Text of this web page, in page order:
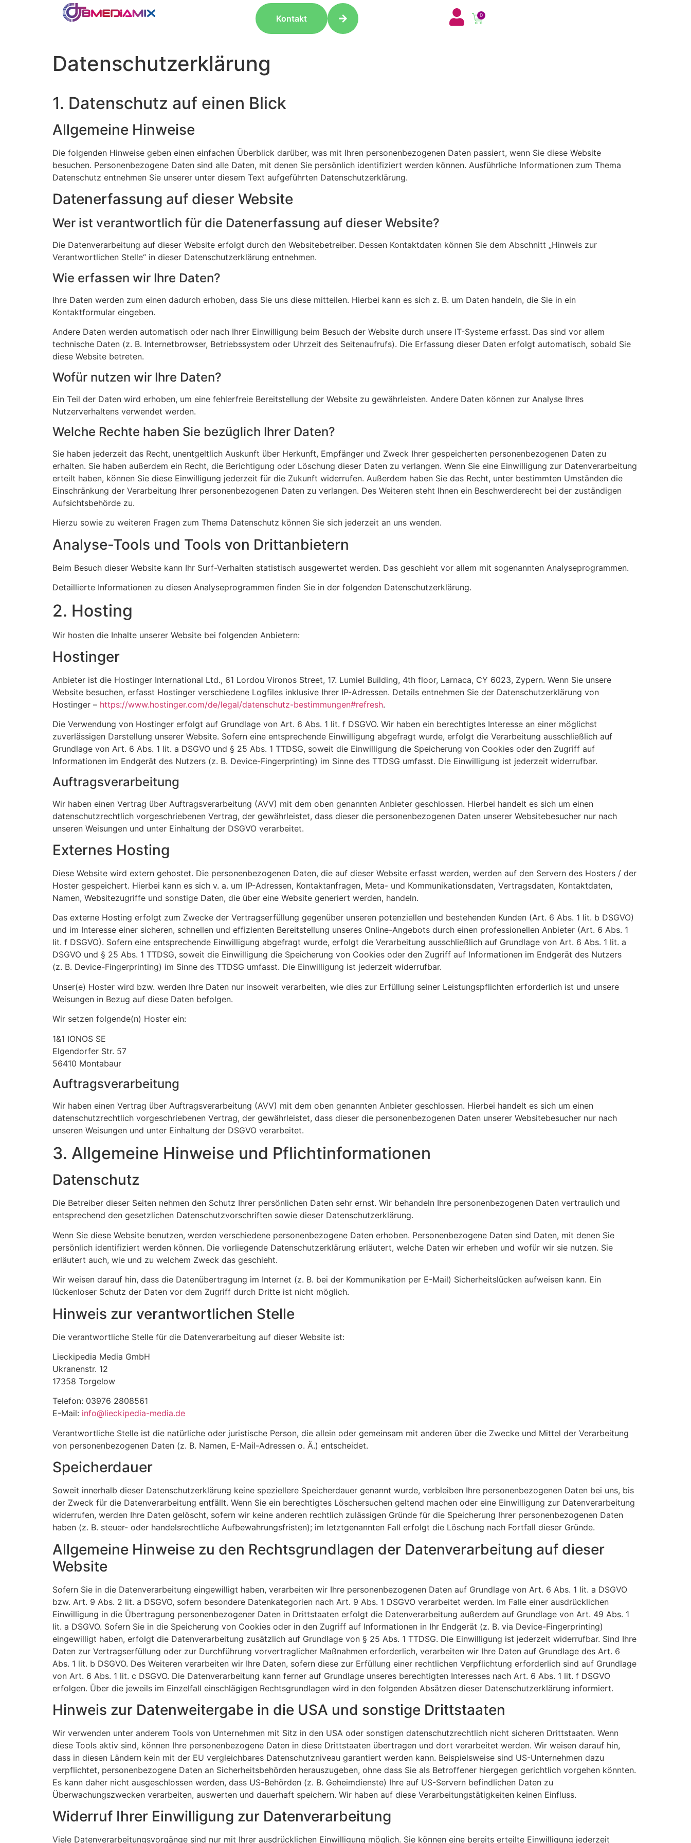
Kontakt 0
Datenschutzerklärung
1. Datenschutz auf einen Blick
Allgemeine Hinweise
Die folgenden Hinweise geben einen einfachen Überblick darüber, was mit Ihren personenbezogenen Daten passiert, wenn Sie diese Website
besuchen. Personenbezogene Daten sind alle Daten, mit denen Sie persönlich identifiziert werden können. Ausführliche Informationen zum Thema
Datenschutz entnehmen Sie unserer unter diesem Text aufgeführten Datenschutzerklärung.
Datenerfassung auf dieser Website
Wer ist verantwortlich für die Datenerfassung auf dieser Website?
Die Datenverarbeitung auf dieser Website erfolgt durch den Websitebetreiber. Dessen Kontaktdaten können Sie dem Abschnitt „Hinweis zur
Verantwortlichen Stelle“ in dieser Datenschutzerklärung entnehmen.
Wie erfassen wir Ihre Daten?
Ihre Daten werden zum einen dadurch erhoben, dass Sie uns diese mitteilen. Hierbei kann es sich z. B. um Daten handeln, die Sie in ein
Kontaktformular eingeben.
Andere Daten werden automatisch oder nach Ihrer Einwilligung beim Besuch der Website durch unsere IT-Systeme erfasst. Das sind vor allem
technische Daten (z. B. Internetbrowser, Betriebssystem oder Uhrzeit des Seitenaufrufs). Die Erfassung dieser Daten erfolgt automatisch, sobald Sie
diese Website betreten.
Wofür nutzen wir Ihre Daten?
Ein Teil der Daten wird erhoben, um eine fehlerfreie Bereitstellung der Website zu gewährleisten. Andere Daten können zur Analyse Ihres
Nutzerverhaltens verwendet werden.
Welche Rechte haben Sie bezüglich Ihrer Daten?
Sie haben jederzeit das Recht, unentgeltlich Auskunft über Herkunft, Empfänger und Zweck Ihrer gespeicherten personenbezogenen Daten zu
erhalten. Sie haben außerdem ein Recht, die Berichtigung oder Löschung dieser Daten zu verlangen. Wenn Sie eine Einwilligung zur Datenverarbeitung
erteilt haben, können Sie diese Einwilligung jederzeit für die Zukunft widerrufen. Außerdem haben Sie das Recht, unter bestimmten Umständen die
Einschränkung der Verarbeitung Ihrer personenbezogenen Daten zu verlangen. Des Weiteren steht Ihnen ein Beschwerderecht bei der zuständigen
Aufsichtsbehörde zu.
Hierzu sowie zu weiteren Fragen zum Thema Datenschutz können Sie sich jederzeit an uns wenden.
Analyse-Tools und Tools von Dritt­anbietern
Beim Besuch dieser Website kann Ihr Surf-Verhalten statistisch ausgewertet werden. Das geschieht vor allem mit sogenannten Analyseprogrammen.
Detaillierte Informationen zu diesen Analyseprogrammen finden Sie in der folgenden Datenschutzerklärung.
2. Hosting
Wir hosten die Inhalte unserer Website bei folgenden Anbietern:
Hostinger
Anbieter ist die Hostinger International Ltd., 61 Lordou Vironos Street, 17. Lumiel Building, 4th floor, Larnaca, CY 6023, Zypern. Wenn Sie unsere
Website besuchen, erfasst Hostinger verschiedene Logfiles inklusive Ihrer IP-Adressen. Details entnehmen Sie der Datenschutzerklärung von
Hostinger – https://www.hostinger.com/de/legal/datenschutz-bestimmungen#refresh.
Die Verwendung von Hostinger erfolgt auf Grundlage von Art. 6 Abs. 1 lit. f DSGVO. Wir haben ein berechtigtes Interesse an einer möglichst
zuverlässigen Darstellung unserer Website. Sofern eine entsprechende Einwilligung abgefragt wurde, erfolgt die Verarbeitung ausschließlich auf
Grundlage von Art. 6 Abs. 1 lit. a DSGVO und § 25 Abs. 1 TTDSG, soweit die Einwilligung die Speicherung von Cookies oder den Zugriff auf
Informationen im Endgerät des Nutzers (z. B. Device-Fingerprinting) im Sinne des TTDSG umfasst. Die Einwilligung ist jederzeit widerrufbar.
Auftragsverarbeitung
Wir haben einen Vertrag über Auftragsverarbeitung (AVV) mit dem oben genannten Anbieter geschlossen. Hierbei handelt es sich um einen
datenschutzrechtlich vorgeschriebenen Vertrag, der gewährleistet, dass dieser die personenbezogenen Daten unserer Websitebesucher nur nach
unseren Weisungen und unter Einhaltung der DSGVO verarbeitet.
Externes Hosting
Diese Website wird extern gehostet. Die personenbezogenen Daten, die auf dieser Website erfasst werden, werden auf den Servern des Hosters / der
Hoster gespeichert. Hierbei kann es sich v. a. um IP-Adressen, Kontaktanfragen, Meta- und Kommunikationsdaten, Vertragsdaten, Kontaktdaten,
Namen, Websitezugriffe und sonstige Daten, die über eine Website generiert werden, handeln.
Das externe Hosting erfolgt zum Zwecke der Vertragserfüllung gegenüber unseren potenziellen und bestehenden Kunden (Art. 6 Abs. 1 lit. b DSGVO)
und im Interesse einer sicheren, schnellen und effizienten Bereitstellung unseres Online-Angebots durch einen professionellen Anbieter (Art. 6 Abs. 1
lit. f DSGVO). Sofern eine entsprechende Einwilligung abgefragt wurde, erfolgt die Verarbeitung ausschließlich auf Grundlage von Art. 6 Abs. 1 lit. a
DSGVO und § 25 Abs. 1 TTDSG, soweit die Einwilligung die Speicherung von Cookies oder den Zugriff auf Informationen im Endgerät des Nutzers
(z. B. Device-Fingerprinting) im Sinne des TTDSG umfasst. Die Einwilligung ist jederzeit widerrufbar.
Unser(e) Hoster wird bzw. werden Ihre Daten nur insoweit verarbeiten, wie dies zur Erfüllung seiner Leistungspflichten erforderlich ist und unsere
Weisungen in Bezug auf diese Daten befolgen.
Wir setzen folgende(n) Hoster ein:
1&1 IONOS SE
Elgendorfer Str. 57
56410 Montabaur
Auftragsverarbeitung
Wir haben einen Vertrag über Auftragsverarbeitung (AVV) mit dem oben genannten Anbieter geschlossen. Hierbei handelt es sich um einen
datenschutzrechtlich vorgeschriebenen Vertrag, der gewährleistet, dass dieser die personenbezogenen Daten unserer Websitebesucher nur nach
unseren Weisungen und unter Einhaltung der DSGVO verarbeitet.
3. Allgemeine Hinweise und Pflicht­informationen
Datenschutz
Die Betreiber dieser Seiten nehmen den Schutz Ihrer persönlichen Daten sehr ernst. Wir behandeln Ihre personenbezogenen Daten vertraulich und
entsprechend den gesetzlichen Datenschutzvorschriften sowie dieser Datenschutzerklärung.
Wenn Sie diese Website benutzen, werden verschiedene personenbezogene Daten erhoben. Personenbezogene Daten sind Daten, mit denen Sie
persönlich identifiziert werden können. Die vorliegende Datenschutzerklärung erläutert, welche Daten wir erheben und wofür wir sie nutzen. Sie
erläutert auch, wie und zu welchem Zweck das geschieht.
Wir weisen darauf hin, dass die Datenübertragung im Internet (z. B. bei der Kommunikation per E-Mail) Sicherheitslücken aufweisen kann. Ein
lückenloser Schutz der Daten vor dem Zugriff durch Dritte ist nicht möglich.
Hinweis zur verantwortlichen Stelle
Die verantwortliche Stelle für die Datenverarbeitung auf dieser Website ist:
Lieckipedia Media GmbH
Ukranenstr. 12
17358 Torgelow
Telefon: 03976 2808561
E-Mail: info@lieckipedia-media.de
Verantwortliche Stelle ist die natürliche oder juristische Person, die allein oder gemeinsam mit anderen über die Zwecke und Mittel der Verarbeitung
von personenbezogenen Daten (z. B. Namen, E-Mail-Adressen o. Ä.) entscheidet.
Speicherdauer
Soweit innerhalb dieser Datenschutzerklärung keine speziellere Speicherdauer genannt wurde, verbleiben Ihre personenbezogenen Daten bei uns, bis
der Zweck für die Datenverarbeitung entfällt. Wenn Sie ein berechtigtes Löschersuchen geltend machen oder eine Einwilligung zur Datenverarbeitung
widerrufen, werden Ihre Daten gelöscht, sofern wir keine anderen rechtlich zulässigen Gründe für die Speicherung Ihrer personenbezogenen Daten
haben (z. B. steuer- oder handelsrechtliche Aufbewahrungsfristen); im letztgenannten Fall erfolgt die Löschung nach Fortfall dieser Gründe.
Allgemeine Hinweise zu den Rechtsgrundlagen der Datenverarbeitung auf dieser
Website
Sofern Sie in die Datenverarbeitung eingewilligt haben, verarbeiten wir Ihre personenbezogenen Daten auf Grundlage von Art. 6 Abs. 1 lit. a DSGVO
bzw. Art. 9 Abs. 2 lit. a DSGVO, sofern besondere Datenkategorien nach Art. 9 Abs. 1 DSGVO verarbeitet werden. Im Falle einer ausdrücklichen
Einwilligung in die Übertragung personenbezogener Daten in Drittstaaten erfolgt die Datenverarbeitung außerdem auf Grundlage von Art. 49 Abs. 1
lit. a DSGVO. Sofern Sie in die Speicherung von Cookies oder in den Zugriff auf Informationen in Ihr Endgerät (z. B. via Device-Fingerprinting)
eingewilligt haben, erfolgt die Datenverarbeitung zusätzlich auf Grundlage von § 25 Abs. 1 TTDSG. Die Einwilligung ist jederzeit widerrufbar. Sind Ihre
Daten zur Vertragserfüllung oder zur Durchführung vorvertraglicher Maßnahmen erforderlich, verarbeiten wir Ihre Daten auf Grundlage des Art. 6
Abs. 1 lit. b DSGVO. Des Weiteren verarbeiten wir Ihre Daten, sofern diese zur Erfüllung einer rechtlichen Verpflichtung erforderlich sind auf Grundlage
von Art. 6 Abs. 1 lit. c DSGVO. Die Datenverarbeitung kann ferner auf Grundlage unseres berechtigten Interesses nach Art. 6 Abs. 1 lit. f DSGVO
erfolgen. Über die jeweils im Einzelfall einschlägigen Rechtsgrundlagen wird in den folgenden Absätzen dieser Datenschutzerklärung informiert.
Hinweis zur Datenweitergabe in die USA und sonstige Drittstaaten
Wir verwenden unter anderem Tools von Unternehmen mit Sitz in den USA oder sonstigen datenschutzrechtlich nicht sicheren Drittstaaten. Wenn
diese Tools aktiv sind, können Ihre personenbezogene Daten in diese Drittstaaten übertragen und dort verarbeitet werden. Wir weisen darauf hin,
dass in diesen Ländern kein mit der EU vergleichbares Datenschutzniveau garantiert werden kann. Beispielsweise sind US-Unternehmen dazu
verpflichtet, personenbezogene Daten an Sicherheitsbehörden herauszugeben, ohne dass Sie als Betroffener hiergegen gerichtlich vorgehen könnten.
Es kann daher nicht ausgeschlossen werden, dass US-Behörden (z. B. Geheimdienste) Ihre auf US-Servern befindlichen Daten zu
Überwachungszwecken verarbeiten, auswerten und dauerhaft speichern. Wir haben auf diese Verarbeitungstätigkeiten keinen Einfluss.
Widerruf Ihrer Einwilligung zur Datenverarbeitung
Viele Datenverarbeitungsvorgänge sind nur mit Ihrer ausdrücklichen Einwilligung möglich. Sie können eine bereits erteilte Einwilligung jederzeit